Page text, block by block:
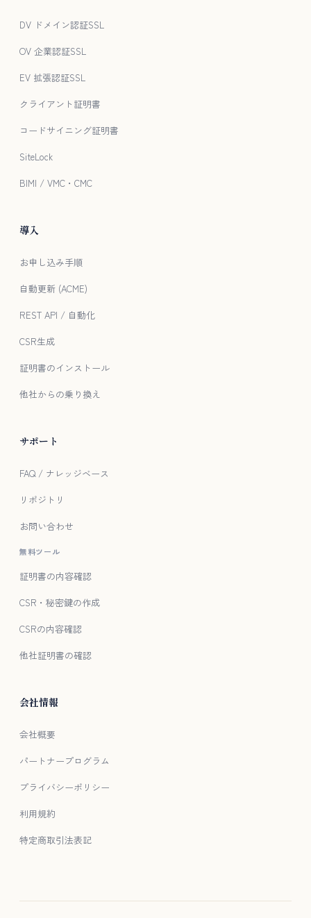
DV ドメイン認証SSL
OV 企業認証SSL
EV 拡張認証SSL
クライアント証明書
コードサイニング証明書
SiteLock
BIMI / VMC・CMC
導入
お申し込み手順
自動更新 (ACME)
REST API / 自動化
CSR生成
証明書のインストール
他社からの乗り換え
サポート
FAQ / ナレッジベース
リポジトリ
お問い合わせ
無料ツール
証明書の内容確認
CSR・秘密鍵の作成
CSRの内容確認
他社証明書の確認
会社情報
会社概要
パートナープログラム
プライバシーポリシー
利用規約
特定商取引法表記